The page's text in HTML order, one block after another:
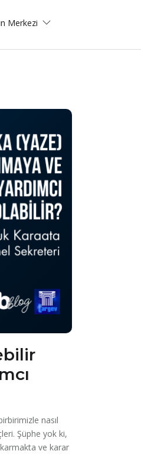
Merkezi
nasıl
Şüphe yok ki,
ve karar